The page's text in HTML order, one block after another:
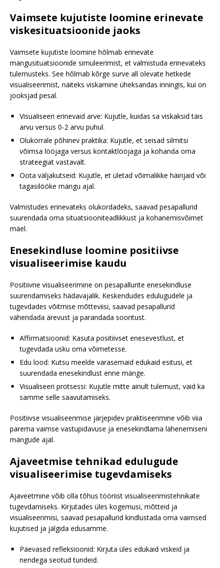
Vaimsete kujutiste loomine erinevate
viskesituatsioonide jaoks
Vaimsete kujutiste loomine hõlmab erinevate
mängusituatsioonide simuleerimist, et valmistuda erinevateks
tulemusteks. See hõlmab kõrge surve all olevate hetkede
visualiseerimist, näiteks viskamine üheksandas inningis, kui on
jooksjad pesal.
Visualiseeri erinevaid arve: Kujutle, kuidas sa viskaksid täis
arvu versus 0-2 arvu puhul.
Olukorrale põhinev praktika: Kujutle, et seisad silmitsi
võimsa lööjaga versus kontaktlööjaga ja kohanda oma
strateegiat vastavalt.
Oota väljakutseid: Kujutle, et ületad võimalikke häirijaid või
tagasilööke mängu ajal.
Valmistudes erinevateks olukordadeks, saavad pesapallurid
suurendada oma situatsiooniteadlikkust ja kohanemisvõimet
mäel.
Enesekindluse loomine positiivse
visualiseerimise kaudu
Positiivne visualiseerimine on pesapallurite enesekindluse
suurendamiseks hädavajalik. Keskendudes edulugudele ja
tugevdades võitmise mõtteviisi, saavad pesapallurid
vähendada ärevust ja parandada sooritust.
Affirmatsioonid: Kasuta positiivset enesevestlust, et
tugevdada usku oma võimetesse.
Edu lood: Kutsu meelde varasemaid edukaid esitusi, et
suurendada enesekindlust enne mänge.
Visualiseeri protsessi: Kujutle mitte ainult tulemust, vaid ka
samme selle saavutamiseks.
Positiivse visualiseerimise järjepidev praktiseerimine võib viia
parema vaimse vastupidavuse ja enesekindlama lähenemiseni
mängude ajal.
Ajaveetmise tehnikad edulugude
visualiseerimise tugevdamiseks
Ajaveetmine võib olla tõhus tööriist visualiseerimistehnikate
tugevdamiseks. Kirjutades üles kogemusi, mõtteid ja
visualiseerimisi, saavad pesapallurid kindlustada oma vaimsed
kujutised ja jälgida edusamme.
Päevased refleksioonid: Kirjuta üles edukaid viskeid ja
nendega seotud tundeid.